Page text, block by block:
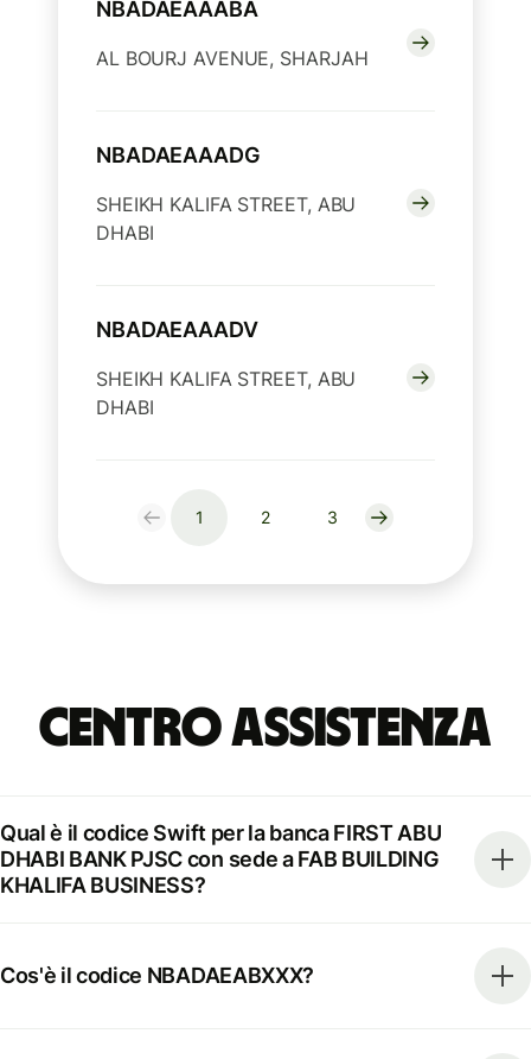
NBADAEAAABA
AL BOURJ AVENUE, SHARJAH
NBADAEAAADG
SHEIKH KALIFA STREET, ABU
DHABI
NBADAEAAADV
SHEIKH KALIFA STREET, ABU
DHABI
1 2 3
Centro Assistenza
Qual è il codice Swift per la banca FIRST ABU
DHABI BANK PJSC con sede a FAB BUILDING
KHALIFA BUSINESS?
Cos'è il codice NBADAEABXXX?